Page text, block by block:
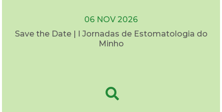
06 NOV 2026
Save the Date | I Jornadas de Estomatologia do
Minho